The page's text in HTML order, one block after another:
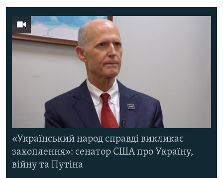
«Український народ справді викликає
захоплення»: сенатор США про Україну,
війну та Путіна